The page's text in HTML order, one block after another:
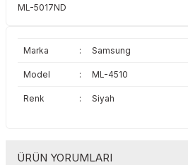
ML-5017ND
Marka : Samsung
Model : ML-4510
Renk : Siyah
ÜRÜN YORUMLARI